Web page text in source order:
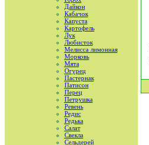
Дайкон
Кабачок
Капуста
Картофель
Лук
Любисток
Мелисса лимонная
Морковь
Мята
Огурец
Пастернак
Патисон
Перец
Петрушка
Ревень
Редис
Редька
Салат
Свекла
Сельдерей